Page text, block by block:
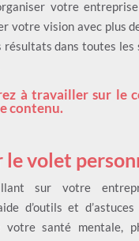
votre
votre vision avec plus
dans toutes les
à travailler sur le
contenu.
volet
sur votre
d’outils et
votre santé mentale,